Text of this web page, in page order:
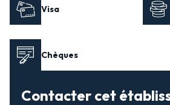
Visa
Chèques
Contacter cet